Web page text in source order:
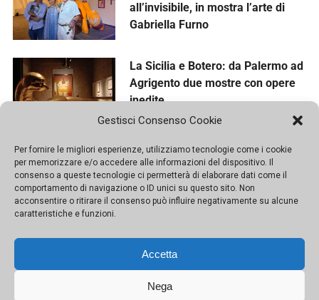
Gestisci Consenso Cookie
Per fornire le migliori esperienze, utilizziamo tecnologie come i cookie
per memorizzare e/o accedere alle informazioni del dispositivo. Il
consenso a queste tecnologie ci permetterà di elaborare dati come il
comportamento di navigazione o ID unici su questo sito. Non
acconsentire o ritirare il consenso può influire negativamente su alcune
caratteristiche e funzioni.
Accetta
Nega
all’invisibile, in mostra l’arte di
Gabriella Furno
La Sicilia e Botero: da Palermo ad
Agrigento due mostre con opere
inedite